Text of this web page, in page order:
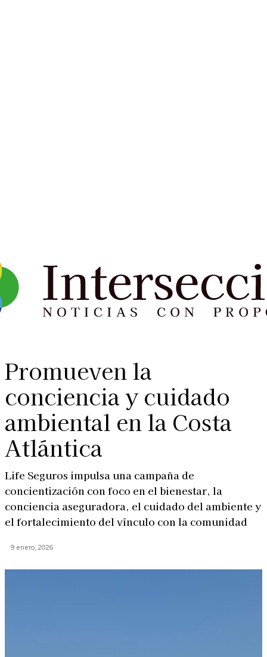
Promueven la
conciencia y cuidado
ambiental en la Costa
Atlántica
Life Seguros impulsa una campaña de
concientización con foco en el bienestar, la
conciencia aseguradora, el cuidado del ambiente y
el fortalecimiento del vínculo con la comunidad
9 enero, 2026